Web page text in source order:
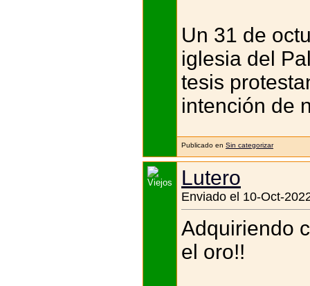
Un 31 de
iglesia del
tesis
intención de
Publicado en Sin categorizar
Lutero
Enviado el 10-Oct-
Adquiriendo
el oro!!